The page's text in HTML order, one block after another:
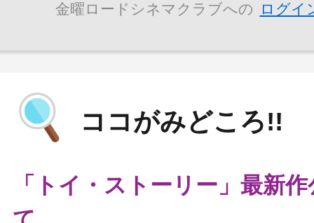
金曜ロードシネマクラブへの
ログイ
ココがみどころ!!
「トイ・ストーリー」最新